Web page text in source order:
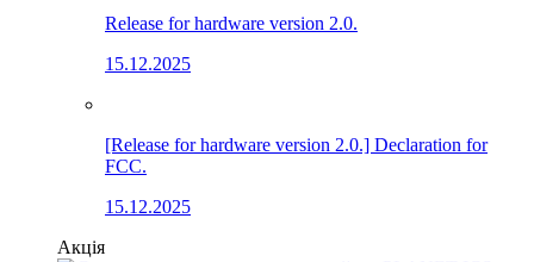
Release for hardware version 2.0.
15.12.2025
[Release for hardware version 2.0.] Declaration for
FCC.
15.12.2025
Акція